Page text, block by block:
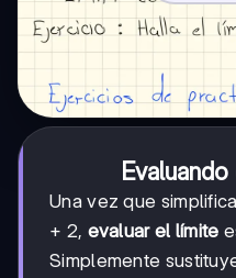
Una vez que
+ 2, evaluar el límite
Simplemente